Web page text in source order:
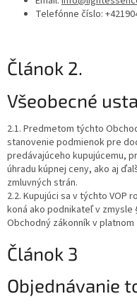
Telefónne číslo:
Článok 2.
Všeobecné
2.1. Predmetom týchto
stanovenie podmienok pre
predávajúceho kupujúcemu,
úhradu kúpnej ceny, ako aj
zmluvných strán.
2.2. Kupujúci sa v týchto
koná ako podnikateľ v zmysle
Obchodný zákonník v platnom
Článok 3
Objednávanie